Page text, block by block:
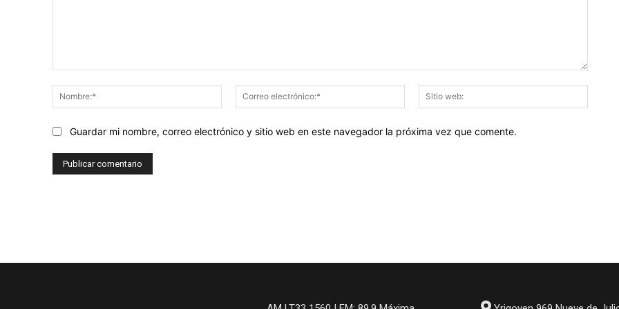
Nombre:*
Correo
electrónico:*
web:
Guardar mi nombre, correo electrónico y sitio web en este navegador la próxima vez que comente.